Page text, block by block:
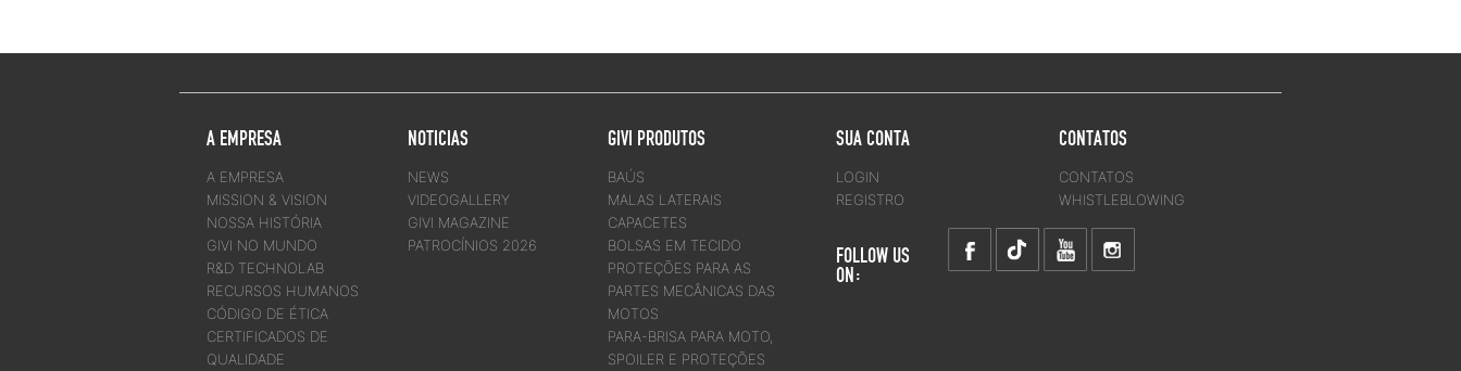
A EMPRESA
A EMPRESA
MISSION & VISION
NOSSA HISTÓRIA
GIVI NO MUNDO
R&D TECHNOLAB
RECURSOS HUMANOS
CÓDIGO DE ÉTICA
CERTIFICADOS DE
QUALIDADE
NOTICIAS
NEWS
VIDEOGALLERY
GIVI MAGAZINE
PATROCÍNIOS 2026
GIVI PRODUTOS
BAÚS
MALAS LATERAIS
CAPACETES
BOLSAS EM TECIDO
PROTEÇÕES PARA AS
PARTES MECÂNICAS DAS
MOTOS
PARA-BRISA PARA MOTO,
SPOILER E PROTEÇÕES
SUA CONTA
LOGIN
REGISTRO
CONTATOS
CONTATOS
WHISTLEBLOWING
FOLLOW US
ON: